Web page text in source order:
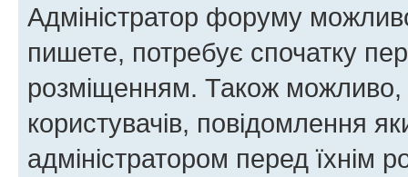
Адміністратор форуму
пишете, потребує спочатку
розміщенням. Також можливо,
користувачів, повідомлення
адміністратором перед їхнім